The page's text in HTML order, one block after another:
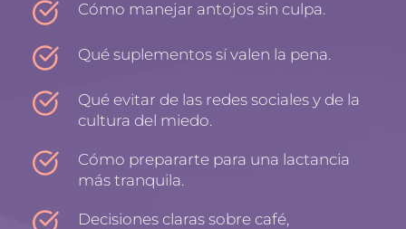
Cómo manejar antojos sin culpa.
Qué suplementos sí valen la pena.
Qué evitar de las redes sociales y de la
cultura del miedo.
Cómo prepararte para una lactancia
más tranquila.
Decisiones claras sobre café,